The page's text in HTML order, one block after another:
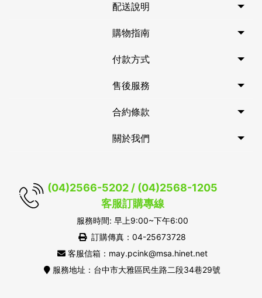
配送說明
購物指南
付款方式
售後服務
合約條款
關於我們
(04)2566-5202 / (04)2568-1205
客服訂購專線
服務時間: 早上9:00~下午6:00
訂購傳真：04-25673728
客服信箱：may.pcink@msa.hinet.net
服務地址：台中市大雅區民生路二段34巷29號